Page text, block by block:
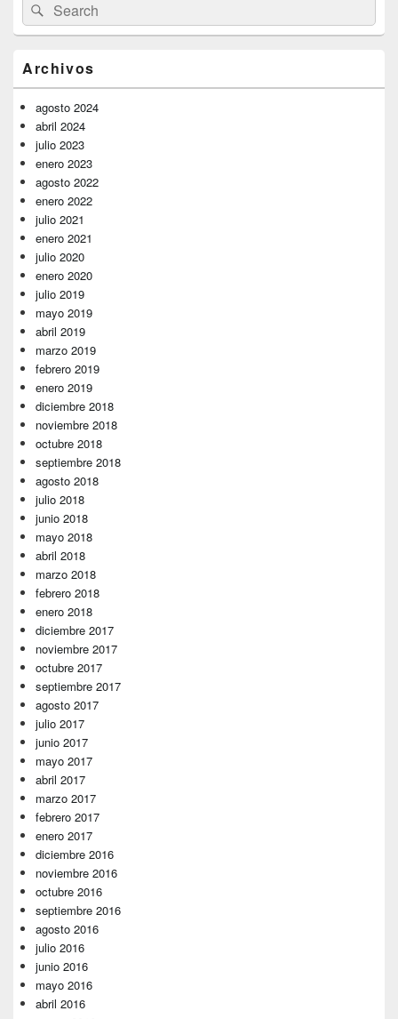
área
de
widget
lateral
primaria
Buscar
por:
Buscar
Archivos
agosto 2024
abril 2024
julio 2023
enero 2023
agosto 2022
enero 2022
julio 2021
enero 2021
julio 2020
enero 2020
julio 2019
mayo 2019
abril 2019
marzo 2019
febrero 2019
enero 2019
diciembre 2018
noviembre 2018
octubre 2018
septiembre 2018
agosto 2018
julio 2018
junio 2018
mayo 2018
abril 2018
marzo 2018
febrero 2018
enero 2018
diciembre 2017
noviembre 2017
octubre 2017
septiembre 2017
agosto 2017
julio 2017
junio 2017
mayo 2017
abril 2017
marzo 2017
febrero 2017
enero 2017
diciembre 2016
noviembre 2016
octubre 2016
septiembre 2016
agosto 2016
julio 2016
junio 2016
mayo 2016
abril 2016